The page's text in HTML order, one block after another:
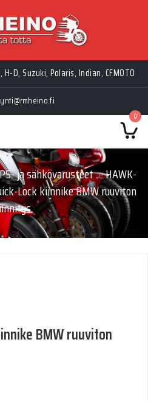
D, Suzuki, Polaris, Indian, CFMOTO
0
ja sähkövarusteet › HAWK-
Lock kiinnike BMW ruuviton
BMW ruuviton